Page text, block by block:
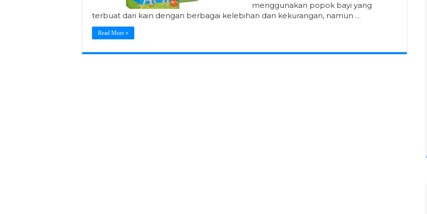
menggunakan popok bayi yang
terbuat dari kain dengan berbagai kelebihan dan kekurangan, namun …
Read More »